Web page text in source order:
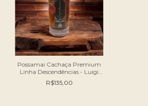
Possamai Cachaça Premium
Linha Descendências - Luigi
Possamai 700 ml - 40% vol
R$135,00